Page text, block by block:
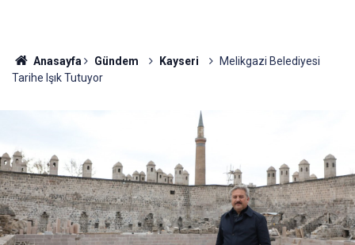
Anasayfa Gündem Kayseri
Melikgazi Belediyesi
Tarihe Işık Tutuyor